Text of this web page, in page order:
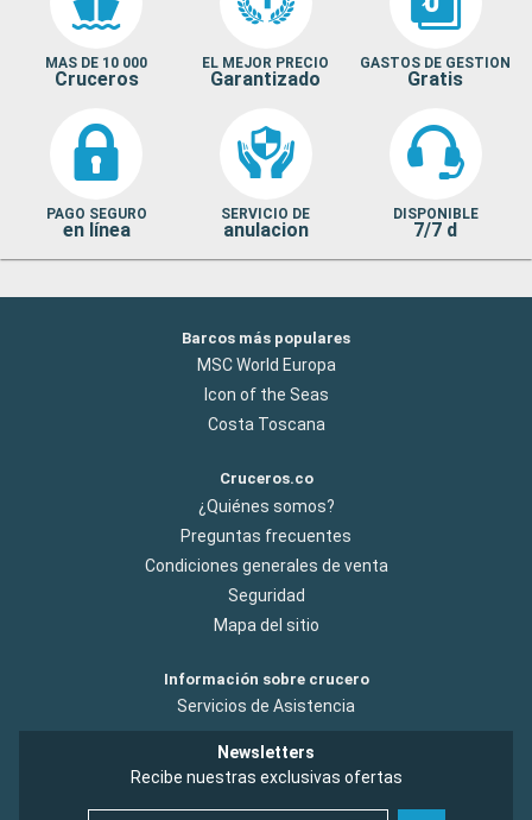
MAS DE 10 000
Cruceros
EL MEJOR PRECIO
Garantizado
GASTOS DE GESTION
Gratis
PAGO SEGURO
en línea
SERVICIO DE
anulacion
DISPONIBLE
7/7 d
Barcos más populares
MSC World Europa
Icon of the Seas
Costa Toscana
Cruceros.co
¿Quiénes somos?
Preguntas frecuentes
Condiciones generales de venta
Seguridad
Mapa del sitio
Información sobre crucero
Servicios de Asistencia
Newsletters
Recibe nuestras exclusivas ofertas